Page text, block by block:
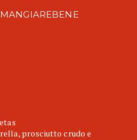
prosciutto crudo e